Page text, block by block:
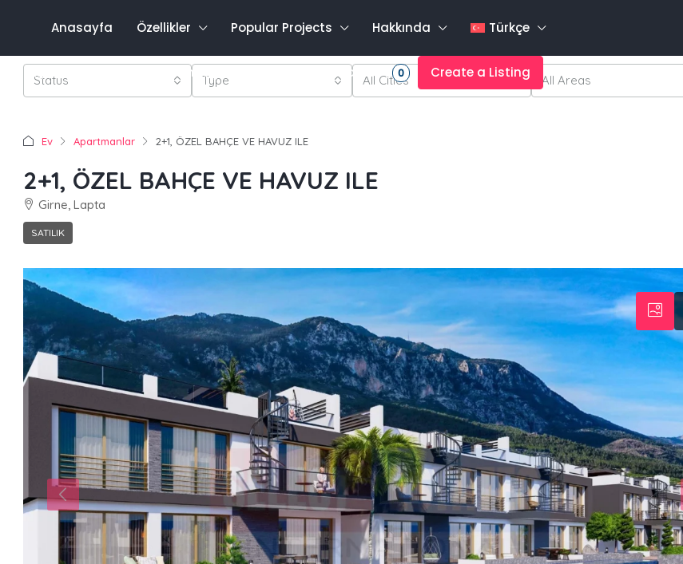
Anasayfa Özellikler Popular Projects Hakkında Türkçe
Oturum aç Favorites 0 Create a Listing
Status Type All Cities All Areas
Ev Apartmanlar 2+1, ÖZEL BAHÇE VE HAVUZ ILE
2+1, ÖZEL BAHÇE VE HAVUZ ILE
Girne, Lapta
SATILIK
Sal
18
Ağu
Çar
19
Ağu
Per
20
Ağu